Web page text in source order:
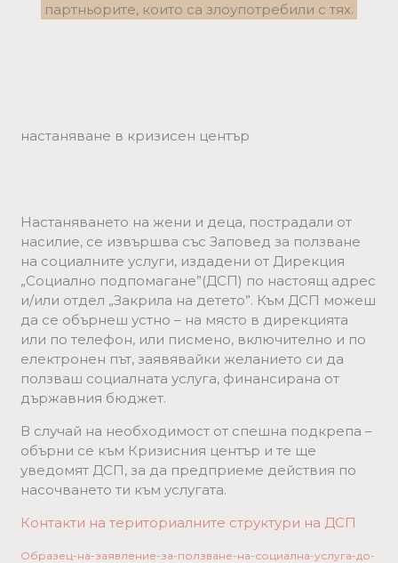
партньорите, които са злоупотребили с тях.
настаняване в кризисен център
Настаняването на жени и деца, пострадали от
насилие, се извършва със Заповед за ползване
на социалните услуги, издадени от Дирекция
„Социално подпомагане”(ДСП) по настоящ адрес
и/или отдел „Закрила на детето”. Към ДСП можеш
да се обърнеш устно – на място в дирекцията
или по телефон, или писмено, включително и по
електронен път, заявявайки желанието си да
ползваш социалната услуга, финансирана от
държавния бюджет.
В случай на необходимост от спешна подкрепа –
обърни се към Кризисния център и те ще
уведомят ДСП, за да предприеме действия по
насочването ти към услугата.
Контакти на териториалните структури на ДСП
Образец-на-заявление-за-ползване-на-социална-услуга-до-